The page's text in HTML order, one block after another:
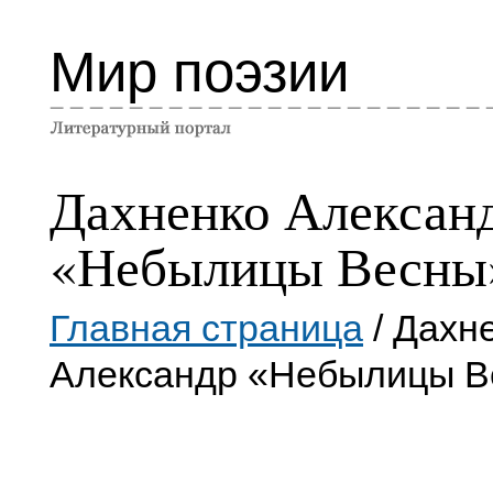
Мир поэзии
Дахненко
«Небылицы
Главная страница /
Александр «Небылицы